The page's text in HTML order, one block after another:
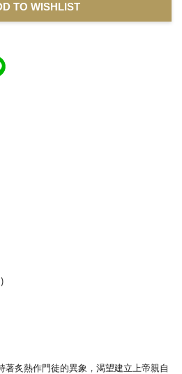
TO WISHLIST
著炙熱作門徒的異象，渴望建立上帝親自